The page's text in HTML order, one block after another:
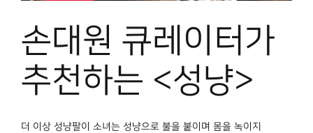
손대원 큐레이터가
추천하는 <성냥>
더 이상 성냥팔이 소녀는 성냥으로 불을 붙이며 몸을 녹이지